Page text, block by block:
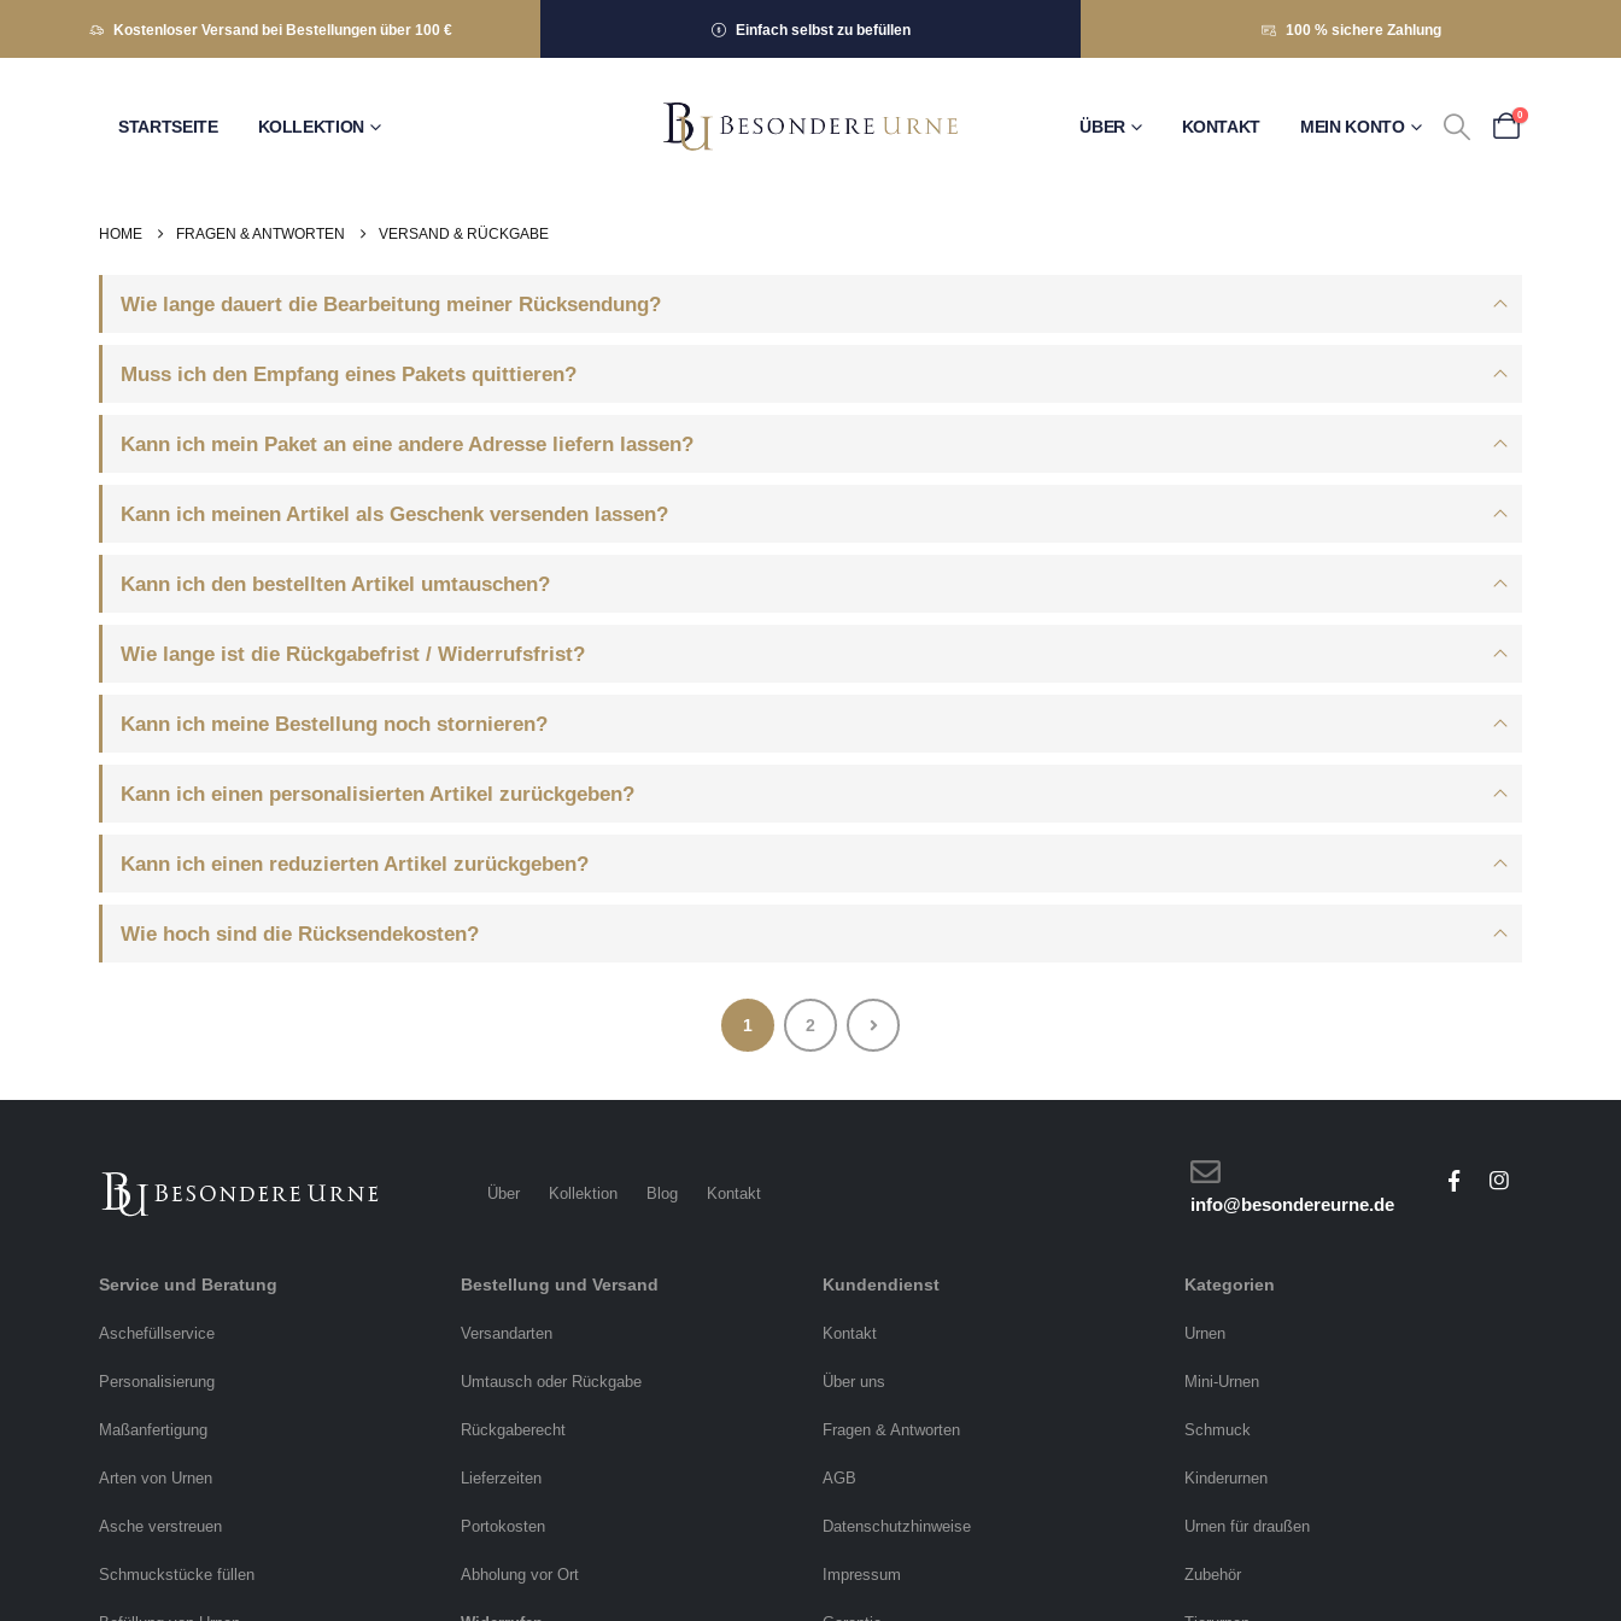
Kostenloser Versand bei Bestellungen über 100 € Einfach selbst zu befüllen 100 % sichere Zahlung
STARTSEITE KOLLEKTION ÜBER KONTAKT MEIN KONTO
0
HOME FRAGEN & ANTWORTEN VERSAND & RÜCKGABE
Wie lange dauert die Bearbeitung meiner Rücksendung?
Muss ich den Empfang eines Pakets quittieren?
Kann ich mein Paket an eine andere Adresse liefern lassen?
Kann ich meinen Artikel als Geschenk versenden lassen?
Kann ich den bestellten Artikel umtauschen?
Wie lange ist die Rückgabefrist / Widerrufsfrist?
Kann ich meine Bestellung noch stornieren?
Kann ich einen personalisierten Artikel zurückgeben?
Kann ich einen reduzierten Artikel zurückgeben?
Wie hoch sind die Rücksendekosten?
1 2
Über Kollektion Blog Kontakt
info@besondereurne.de
Service und Beratung
Aschefüllservice
Personalisierung
Maßanfertigung
Arten von Urnen
Asche verstreuen
Schmuckstücke füllen
Bestellung und Versand
Versandarten
Umtausch oder Rückgabe
Rückgaberecht
Lieferzeiten
Portokosten
Abholung vor Ort
Kundendienst
Kontakt
Über uns
Fragen & Antworten
AGB
Datenschutzhinweise
Impressum
Kategorien
Urnen
Mini-Urnen
Schmuck
Kinderurnen
Urnen für draußen
Zubehör